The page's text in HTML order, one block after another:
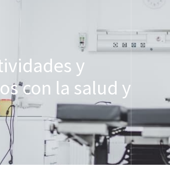
y
con la salud y